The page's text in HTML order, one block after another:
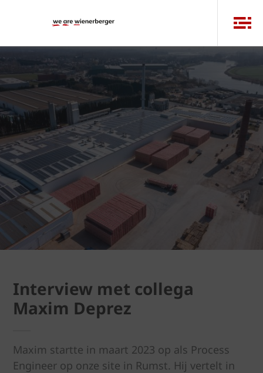
Interview met collega
Maxim Deprez
Maxim startte in maart 2023 op als Process
Engineer op onze site in Rumst. Hij vertelt in